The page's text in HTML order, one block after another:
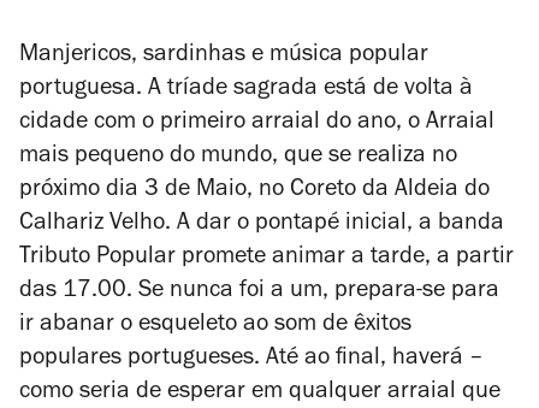
Manjericos, sardinhas e música popular
portuguesa. A tríade sagrada está de volta à
cidade com o primeiro arraial do ano, o Arraial
mais pequeno do mundo, que se realiza no
próximo dia 3 de Maio, no Coreto da Aldeia do
Calhariz Velho. A dar o pontapé inicial, a banda
Tributo Popular promete animar a tarde, a partir
das 17.00. Se nunca foi a um, prepara-se para
ir abanar o esqueleto ao som de êxitos
populares portugueses. Até ao final, haverá –
como seria de esperar em qualquer arraial que